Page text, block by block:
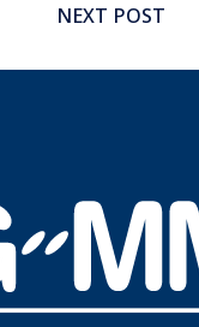
NEXT POST